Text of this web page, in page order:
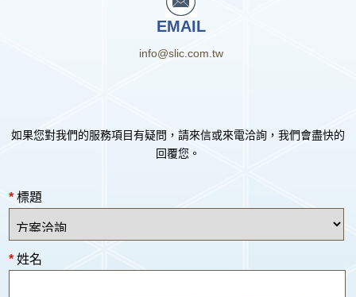
EMAIL
info@slic.com.tw
如果您對我們的服務項目有疑問，請來信或來電洽詢，我們會盡快的
回覆您。
*標題
* 姓名